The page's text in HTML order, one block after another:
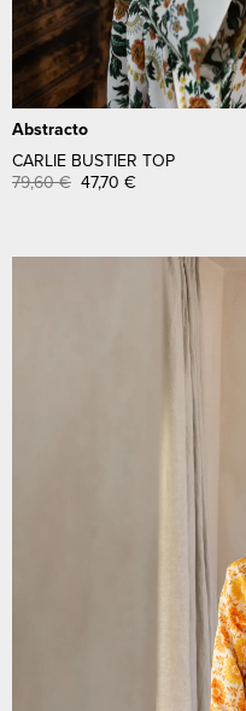
Abstracto
CARLIE BUSTIER TOP
79,60€ 47,70 €